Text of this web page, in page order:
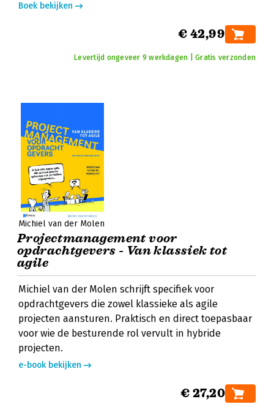
Boek bekijken
€ 42,99
Levertijd ongeveer 9 werkdagen | Gratis verzonden
Michiel van der Molen
Projectmanagement voor
opdrachtgevers - Van klassiek tot
agile
Michiel van der Molen schrijft specifiek voor
opdrachtgevers die zowel klassieke als agile
projecten aansturen. Praktisch en direct toepasbaar
voor wie de besturende rol vervult in hybride
projecten.
e-book bekijken
€ 27,20